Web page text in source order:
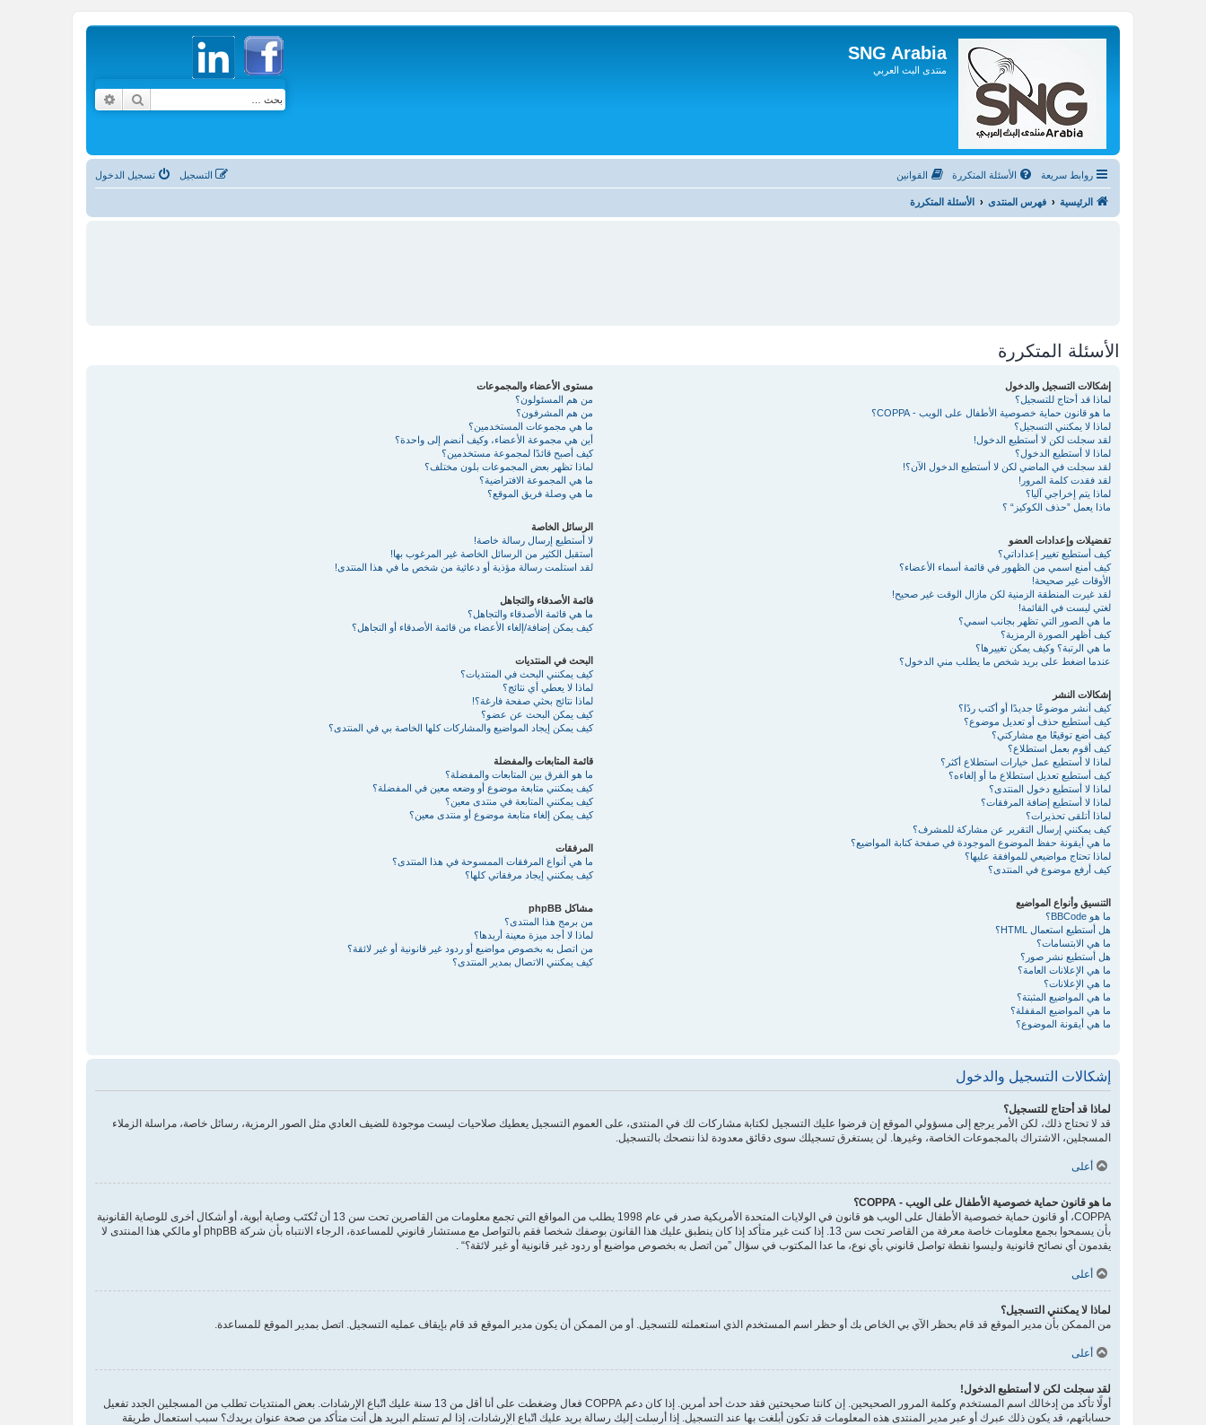
SNG Arabia
منتدى البث العربي
بحث
روابط سريعة الأسئلة المتكررة القوانين تسجيل الدخول التسجيل
الرئيسية فهرس المنتدى الأسئلة المتكررة
الأسئلة المتكررة
إشكالات التسجيل والدخول
لماذا قد أحتاج للتسجيل؟
ما هو قانون حماية خصوصية الأطفال على الويب - COPPA؟
لماذا لا يمكنني التسجيل؟
لقد سجلت لكن لا أستطيع الدخول!
لماذا لا أستطيع الدخول؟
لقد سجلت في الماضي لكن لا أستطيع الدخول الآن؟!
لقد فقدت كلمة المرور!
لماذا يتم إخراجي آليا؟
ماذا يعمل ”حذف الكوكيز“ ؟
تفضيلات وإعدادات العضو
كيف أستطيع تغيير إعداداتي؟
كيف أمنع اسمي من الظهور في قائمة أسماء الأعضاء؟
الأوقات غير صحيحة!
لقد غيرت المنطقة الزمنية لكن مازال الوقت غير صحيح!
لغتي ليست في القائمة!
ما هي الصور التي تظهر بجانب اسمي؟
كيف أظهر الصورة الرمزية؟
ما هي الرتبة؟ وكيف يمكن تغييرها؟
عندما اضغط على بريد شخص ما يطلب مني الدخول؟
إشكالات النشر
كيف أنشر موضوعًا جديدًا أو أكتب ردًا؟
كيف أستطيع حذف أو تعديل موضوع؟
كيف أضع توقيعًا مع مشاركتي؟
كيف أقوم بعمل استطلاع؟
لماذا لا أستطيع عمل خيارات استطلاع أكثر؟
كيف أستطيع تعديل استطلاع ما أو إلغاءه؟
لماذا لا أستطيع دخول المنتدى؟
لماذا لا أستطيع إضافة المرفقات؟
لماذا أتلقى تحذيرات؟
كيف يمكنني إرسال التقرير عن مشاركة للمشرف؟
ما هي أيقونة حفظ الموضوع الموجودة في صفحة كتابة المواضيع؟
لماذا تحتاج مواضيعي للموافقة عليها؟
كيف أرفع موضوع في المنتدى؟
التنسيق وأنواع المواضيع
ما هو BBCode؟
هل أستطيع استعمال HTML؟
ما هي الابتسامات؟
هل أستطيع نشر صور؟
ما هي الإعلانات العامة؟
ما هي الإعلانات؟
ما هي المواضيع المثبتة؟
ما هي المواضيع المقفلة؟
ما هي أيقونة الموضوع؟
مستوى الأعضاء والمجموعات
من هم المسئولون؟
من هم المشرفون؟
ما هي مجموعات المستخدمين؟
أين هي مجموعة الأعضاء، وكيف أنضم إلى واحدة؟
كيف أصبح قائدًا لمجموعة مستخدمين؟
لماذا تظهر بعض المجموعات بلون مختلف؟
ما هي المجموعة الافتراضية؟
ما هي وصلة فريق الموقع؟
الرسائل الخاصة
لا أستطيع إرسال رسالة خاصة!
أستقبل الكثير من الرسائل الخاصة غير المرغوب بها!
لقد استلمت رسالة مؤذية أو دعائية من شخص ما في هذا المنتدى!
قائمة الأصدقاء والتجاهل
ما هي قائمة الأصدقاء والتجاهل؟
كيف يمكن إضافة/إلغاء الأعضاء من قائمة الأصدقاء أو التجاهل؟
البحث في المنتديات
كيف يمكنني البحث في المنتديات؟
لماذا لا يعطي أي نتائج؟
لماذا نتائج بحثي صفحة فارغة؟!
كيف يمكن البحث عن عضو؟
كيف يمكن إيجاد المواضيع والمشاركات كلها الخاصة بي في المنتدى؟
قائمة المتابعات والمفضلة
ما هو الفرق بين المتابعات والمفضلة؟
كيف يمكنني متابعة موضوع أو وضعه معين في المفضلة؟
كيف يمكنني المتابعة في منتدى معين؟
كيف يمكن إلغاء متابعة موضوع أو منتدى معين؟
المرفقات
ما هي أنواع المرفقات الممسوحة في هذا المنتدى؟
كيف يمكنني إيجاد مرفقاتي كلها؟
مشاكل phpBB
من برمج هذا المنتدى؟
لماذا لا أجد ميزة معينة أريدها؟
من اتصل به بخصوص مواضيع أو ردود غير قانونية أو غير لائقة؟
كيف يمكنني الاتصال بمدير المنتدى؟
إشكالات التسجيل والدخول
لماذا قد أحتاج للتسجيل؟
قد لا تحتاج ذلك، لكن الأمر يرجع إلى مسؤولي الموقع إن فرضوا عليك التسجيل لكتابة مشاركات لك في المنتدى، على العموم التسجيل يعطيك صلاحيات ليست موجودة للضيف العادي مثل الصور الرمزية، رسائل خاصة، مراسلة الزملاء
المسجلين، الاشتراك بالمجموعات الخاصة، وغيرها. لن يستغرق تسجيلك سوى دقائق معدودة لذا ننصحك بالتسجيل.
أعلى
ما هو قانون حماية خصوصية الأطفال على الويب - COPPA؟
COPPA، أو قانون حماية خصوصية الأطفال على الويب هو قانون في الولايات المتحدة الأمريكية صدر في عام 1998 يطلب من المواقع التي تجمع معلومات من القاصرين تحت سن 13 أن تُكتَب وصاية أبوية، أو أشكال أخرى للوصاية القانونية
بأن يسمحوا بجمع معلومات خاصة معرفة من القاصر تحت سن 13. إذا كنت غير متأكد إذا كان ينطبق عليك هذا القانون بوصفك شخصا فقم بالتواصل مع مستشار قانوني للمساعدة، الرجاء الانتباه بأن شركة phpBB أو مالكي هذا المنتدى لا
يقدمون أي نصائح قانونية وليسوا نقطة تواصل قانوني بأي نوع، ما عدا المكتوب في سؤال ”من اتصل به بخصوص مواضيع أو ردود غير قانونية أو غير لائقة؟“ .
أعلى
لماذا لا يمكنني التسجيل؟
من الممكن بأن مدير الموقع قد قام بحظر الآي بي الخاص بك أو حظر اسم المستخدم الذي استعملته للتسجيل. أو من الممكن أن يكون مدير الموقع قد قام بإيقاف عمليه التسجيل. اتصل بمدير الموقع للمساعدة.
أعلى
لقد سجلت لكن لا أستطيع الدخول!
أولًا تأكد من إدخالك اسم المستخدم وكلمة المرور الصحيحين. إن كانتا صحيحتين فقد حدث أحد أمرين. إذا كان دعم COPPA فعال وضغطت على أنا أقل من 13 سنة عليك اتّباع الإرشادات. بعض المنتديات تطلب من المسجلين الجدد تفعيل
حساباتهم، قد يكون ذلك عبرك أو عبر مدير المنتدى هذه المعلومات قد تكون أبلغت بها عند التسجيل. إذا أرسلت إليك رسالة بريد عليك اتّباع الإرشادات، إذا لم تستلم البريد هل أنت متأكد من صحة عنوان بريدك؟ سبب استعمال طريقة